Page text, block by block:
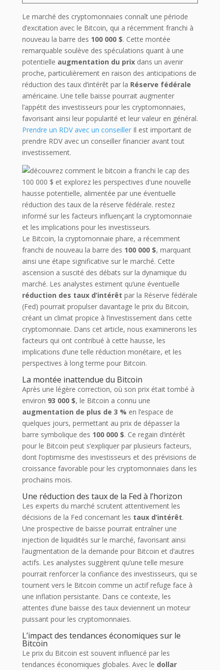
Le marché des cryptomonnaies connaît une période
d’excitation avec le Bitcoin, qui a récemment franchi à
nouveau la barre des 100 000 $. Cette montée
remarquable soulève des spéculations quant à une
potentielle augmentation du prixdans un avenir
proche, particulièrement en raison des anticipations de
réduction des taux d’intérêt par la Réserve fédérale
américaine. Une telle baisse pourrait augmenter
l’appétit des investisseurs pour les cryptomonnaies,
favorisant ainsi leur popularité et leur valeur en général.
Prendre un RDV avec un conseillerIl est important de
prendre RDV avec un conseiller financier avant tout
investissement.
Le Bitcoin, la cryptomonnaie phare, a récemment
franchi de nouveau la barre des 100 000 $, marquant
ainsi une étape significative sur le marché. Cette
ascension a suscité des débats sur la dynamique du
marché. Les analystes estiment qu’une éventuelle
réduction des taux d’intérêt par la Réserve fédérale
(Fed) pourrait propulser davantage le prix du Bitcoin,
créant un climat propice à l’investissement dans cette
cryptomonnaie. Dans cet article, nous examinerons les
facteurs qui ont contribué à cette hausse, les
implications d’une telle réduction monétaire, et les
perspectives à long terme pour Bitcoin.
La montée inattendue du Bitcoin
Après une légère correction, où son prix était tombé à
environ 93 000 $, le Bitcoin a connu une
augmentation de plus de 3 % en l’espace de
quelques jours, permettant au prix de dépasser la
barre symbolique des 100 000 $. Ce regain d’intérêt
pour le Bitcoin peut s’expliquer par plusieurs facteurs,
dont l’optimisme des investisseurs et des prévisions de
croissance favorable pour les cryptomonnaies dans les
prochains mois.
Une réduction des taux de la Fed à l’horizon
Les experts du marché scrutent attentivement les
décisions de la Fed concernant les taux d’intérêt.
Une prospective de baisse pourrait entraîner une
injection de liquidités sur le marché, favorisant ainsi
l’augmentation de la demande pour Bitcoin et d’autres
actifs. Les analystes suggèrent qu’une telle mesure
pourrait renforcer la confiance des investisseurs, qui se
tournent vers le Bitcoin comme un actif refuge face à
une inflation persistante. Dans ce contexte, les
attentes d’une baisse des taux deviennent un moteur
puissant pour les cryptomonnaies.
L’impact des tendances économiques sur le
Bitcoin
Le prix du Bitcoin est souvent influencé par les
tendances économiques globales. Avec le dollar